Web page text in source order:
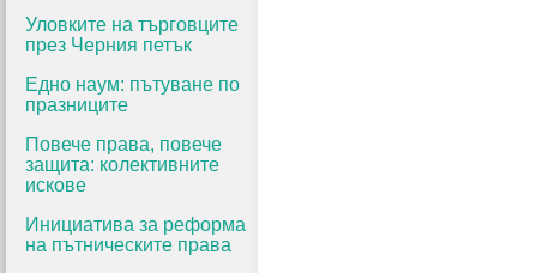
Уловките на търговците
през Черния петък
Едно наум: пътуване по
празниците
Повече права, повече
защита: колективните
искове
Инициатива за реформа
на пътническите права